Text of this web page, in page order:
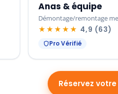
Anas & équipe
Démontage/remontage
★★★★★ 4,9 (63)
Pro Vérifié
Réservez